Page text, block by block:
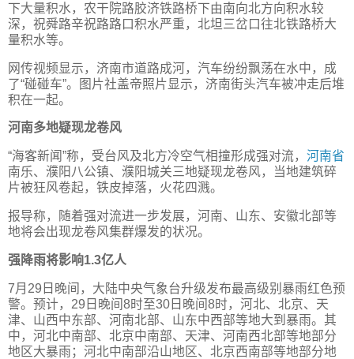
下大量积水，农干院路胶济铁路桥下由南向北方向积水较
深，祝舜路辛祝路路口积水严重，北坦三岔口往北铁路桥大
量积水等。
网传视频显示，济南市道路成河，汽车纷纷飘荡在水中，成
了“碰碰车”。图片社盖帝照片显示，济南街头汽车被冲走后堆
积在一起。
河南多地疑现龙卷风
“海客新闻”称，受台风及北方冷空气相撞形成强对流， 河南省
南乐、濮阳八公镇、濮阳城关三地疑现龙卷风，当地建筑碎
片被狂风卷起，铁皮掉落，火花四溅。
报导称，随着强对流进一步发展，河南、山东、安徽北部等
地将会出现龙卷风集群爆发的状况。
强降雨将影响1.3亿人
7月29日晚间，大陆中央气象台升级发布最高级别暴雨红色预
警。预计，29日晚间8时至30日晚间8时，河北、北京、天
津、山西中东部、河南北部、山东中西部等地大到暴雨。其
中，河北中南部、北京中南部、天津、河南西北部等地部分
地区大暴雨；河北中南部沿山地区、北京西南部等地部分地